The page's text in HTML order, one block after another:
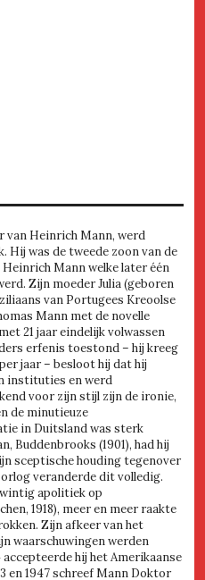
van Heinrich Mann, werd
Hij was de tweede zoon van de
Mann welke later één
Zijn moeder Julia (geboren
van Portugees Kreoolse
Mann met de novelle
21 jaar eindelijk volwassen
erfenis toestond – hij kreeg
jaar – besloot hij dat hij
instituties en werd
voor zijn stijl zijn de ironie,
de minutieuze
in Duitsland was sterk
Buddenbrooks (1901), had hij
sceptische houding tegenover
veranderde dit volledig.
apolitiek op
1918), meer en meer raakte
Zijn afkeer van het
waarschuwingen werden
hij het Amerikaanse
en 1947 schreef Mann Doktor